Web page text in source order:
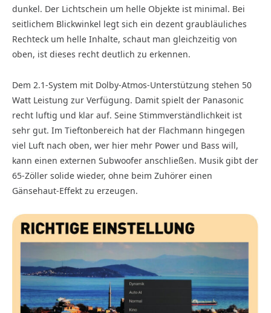
dunkel. Der Lichtschein um helle Objekte ist minimal. Bei
seitlichem Blickwinkel legt sich ein dezent graubläuliches
Rechteck um helle Inhalte, schaut man gleichzeitig von
oben, ist dieses recht deutlich zu erkennen.
Dem 2.1-System mit Dolby-Atmos-Unterstützung stehen 50
Watt Leistung zur Verfügung. Damit spielt der Panasonic
recht luftig und klar auf. Seine Stimmverständlichkeit ist
sehr gut. Im Tieftonbereich hat der Flachmann hingegen
viel Luft nach oben, wer hier mehr Power und Bass will,
kann einen externen Subwoofer anschließen. Musik gibt der
65-Zöller solide wieder, ohne beim Zuhörer einen
Gänsehaut-Effekt zu erzeugen.